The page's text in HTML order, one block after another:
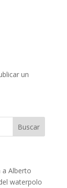
un
a Alberto
waterpolo